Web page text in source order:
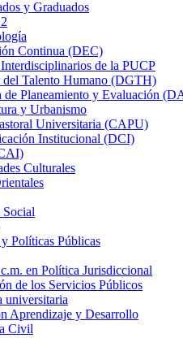
y Graduados
Continua (DEC)
de la PUCP
del Talento Humano (DGTH)
de Planeamiento y Evaluación
y Urbanismo
Universitaria (CAPU)
Institucional (DCI)
Culturales
Social
Políticas Públicas
en Política Jurisdiccional
de los Servicios Públicos
universitaria
Aprendizaje y Desarrollo
Civil